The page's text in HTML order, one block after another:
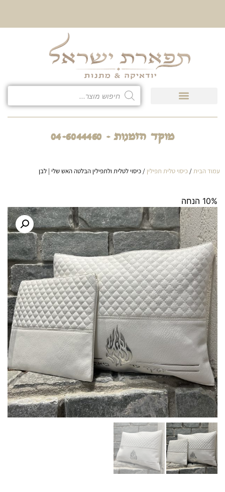
מוקד הזמנות - 04-6044460
עמוד הבית/ כיסוי טלית תפילין / כיסוי לטלית ולתפילין הבלטה האש שלי | לבן
10% הנחה